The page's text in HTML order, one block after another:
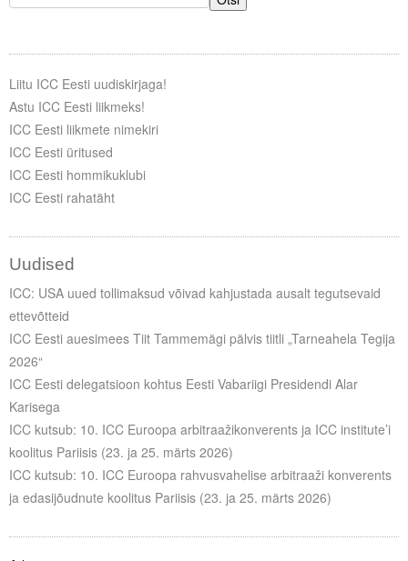
Liitu ICC Eesti uudiskirjaga!
Astu ICC Eesti liikmeks!
ICC Eesti liikmete nimekiri
ICC Eesti üritused
ICC Eesti hommikuklubi
ICC Eesti rahatäht
Uudised
ICC: USA uued tollimaksud võivad kahjustada ausalt tegutsevaid
ettevõtteid
ICC Eesti auesimees Tiit Tammemägi pälvis tiitli „Tarneahela Tegija
2026“
ICC Eesti delegatsioon kohtus Eesti Vabariigi Presidendi Alar
Karisega
ICC kutsub: 10. ICC Euroopa arbitraažikonverents ja ICC institute’i
koolitus Pariisis (23. ja 25. märts 2026)
ICC kutsub: 10. ICC Euroopa rahvusvahelise arbitraaži konverents
ja edasijõudnute koolitus Pariisis (23. ja 25. märts 2026)